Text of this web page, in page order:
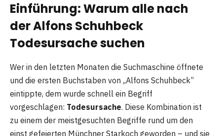
Einführung: Warum alle nach
der Alfons Schuhbeck
Todesursache suchen
Wer in den letzten Monaten die Suchmaschine öffnete
und die ersten Buchstaben von „Alfons Schuhbeck”
eintippte, dem wurde schnell ein Begriff
vorgeschlagen: Todesursache. Diese Kombination ist
zu einem der meistgesuchten Begriffe rund um den
einst gefeierten Münchner Starkoch geworden – und sie